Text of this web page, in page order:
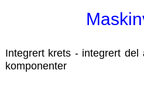
Integrert krets - integrert del
komponenter